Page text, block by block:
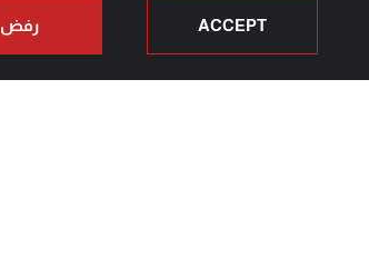
ACCEPT رفض